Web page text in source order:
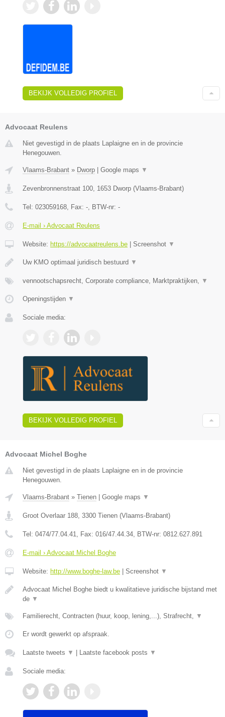
BEKIJK VOLLEDIG PROFIEL
Advocaat Reulens
Niet gevestigd in de plaats Laplaigne en in de provincie
Henegouwen.
Vlaams-Brabant » Dworp Google maps ▼
Zevenbronnenstraat 100 1653 Dworp (Vlaams-Brabant)
Tel: 023059168 , Fax: - , BTW-nr: -
E-mail › Advocaat Reulens
Website: https://advocaatreulens.be Screenshot ▼
Uw KMO optimaal juridisch bestuurd ▼
vennootschapsrecht, Corporate compliance, Marktpraktijken, ▼
Openingstijden ▼
Sociale media:
BEKIJK VOLLEDIG PROFIEL
Advocaat Michel Boghe
Niet gevestigd in de plaats Laplaigne en in de provincie
Henegouwen.
Vlaams-Brabant » Tienen Google maps ▼
Groot Overlaar 188, 3300 Tienen (Vlaams-Brabant)
Tel: 0474/77.04.41, Fax: 016/47.44.34, BTW-nr: ​0812.627.891
E-mail › Advocaat Michel Boghe
Website: http://www.boghe-law.be Screenshot ▼
Advocaat Michel Boghe biedt u kwalitatieve juridische bijstand met
de ▼
Familierecht, Contracten (huur, koop, lening,...), Strafrecht, ▼
Er wordt gewerkt op afspraak.
Laatste tweets ▼ Laatste facebook posts ▼
Sociale media: